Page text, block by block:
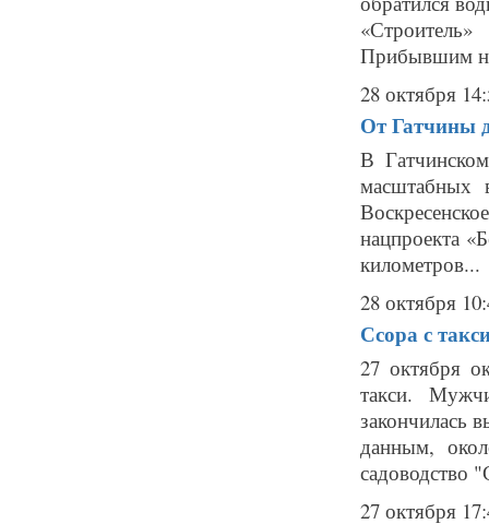
Прибывшим
28 октября
От Гатчины
В
масштабных
нацпроекта
километров...
28 октября
Ссора с
27 октября
такси.
закончилась
данным,
садоводство
27 октября